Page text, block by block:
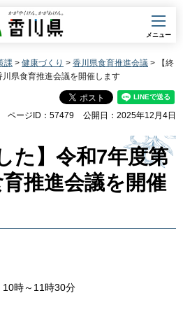
香川県
メニュー
課 > 健康づくり > 香川県食育推進会議 > 【終
県食育推進会議を開催します
ページID：57479 公開日：2025年12月4日
た】令和7年度第
推進会議を開催
時～11時30分